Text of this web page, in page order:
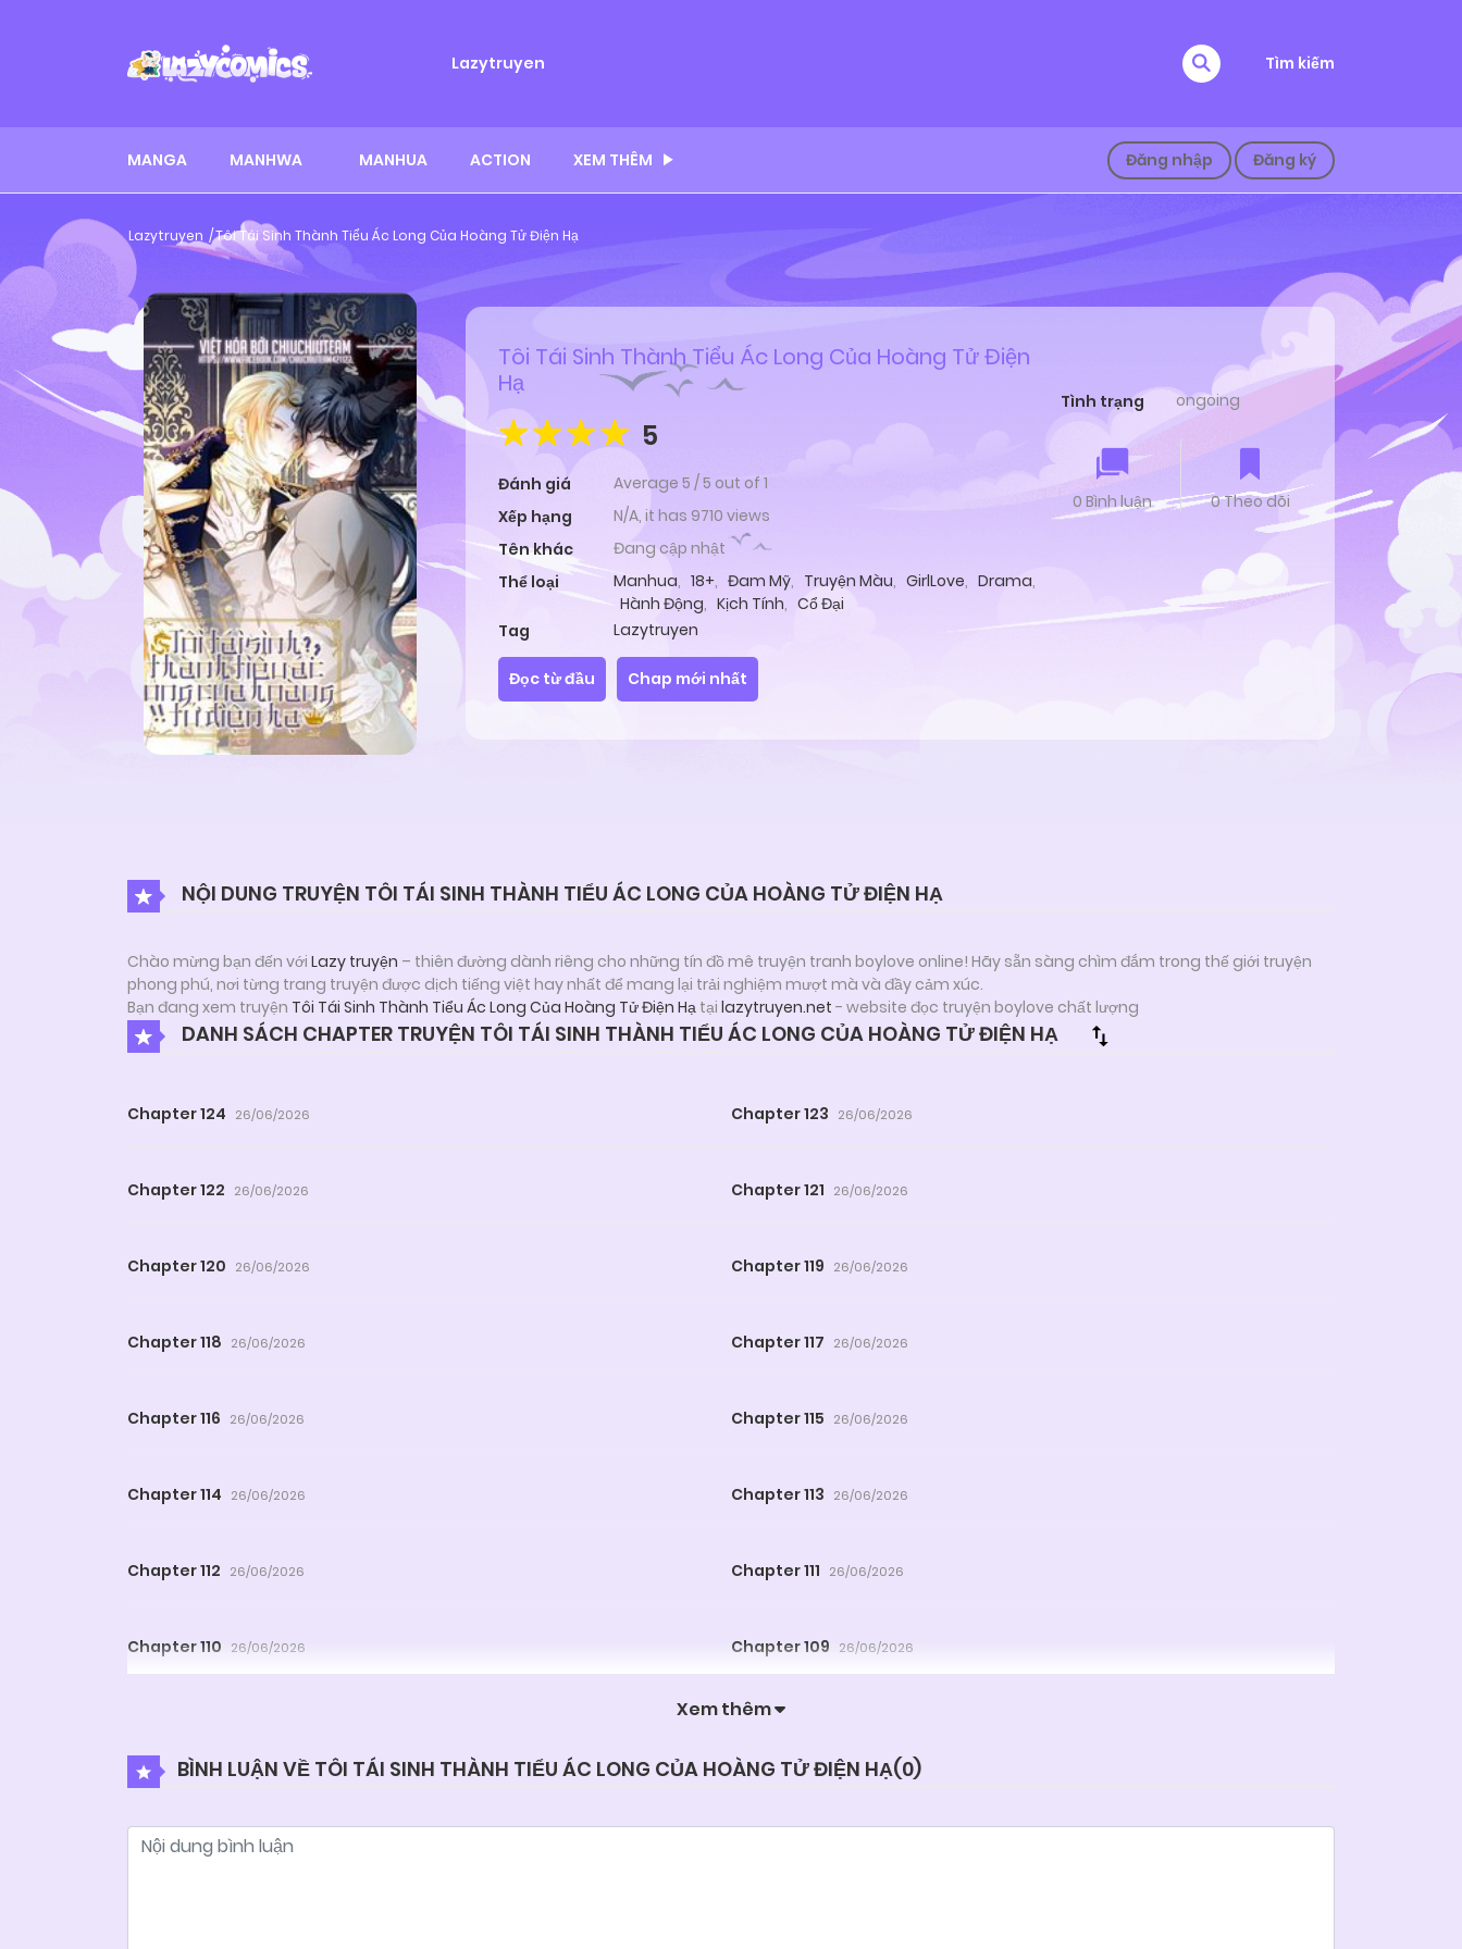
Lazytruyen Tìm kiếm
MANGA MANHWA MANHUA ACTION XEM THÊM Đăng nhập Đăng ký
Lazytruyen Tôi Tái Sinh Thành Tiểu Ác Long Của Hoàng Tử Điện Hạ
Tôi Tái Sinh Thành Tiểu Ác Long Của Hoàng Tử Điện
Hạ
5
Đánh giá Average 5 /5 out of 1
Xếp hạng
N/A, it has 9710 views
Tên khác
Đang cập nhật
Thể loại
Manhua, 18+, Đam Mỹ, Truyện Màu, GirlLove, Drama,
Hành Động, Kịch Tính, Cổ Đại
Tag
Lazytruyen
Tình trạng ongoing
0 Bình luận 0 Theo dõi
Đọc từ đầu Chap mới nhất
NỘI DUNG TRUYỆN TÔI TÁI SINH THÀNH TIỂU ÁC LONG CỦA HOÀNG TỬ ĐIỆN HẠ
Chào mừng bạn đến với Lazy truyện – thiên đường dành riêng cho những tín đồ mê truyện tranh boylove online! Hãy sẵn sàng chìm đắm trong thế giới truyện
phong phú, nơi từng trang truyện được dịch tiếng việt hay nhất để mang lại trải nghiệm mượt mà và đầy cảm xúc.
Bạn đang xem truyện Tôi Tái Sinh Thành Tiểu Ác Long Của Hoàng Tử Điện Hạ tại lazytruyen.net - website đọc truyện boylove chất lượng
DANH SÁCH CHAPTER TRUYỆN TÔI TÁI SINH THÀNH TIỂU ÁC LONG CỦA HOÀNG TỬ ĐIỆN HẠ
Chapter 124 26/06/2026 Chapter 123 26/06/2026
Chapter 122 26/06/2026 Chapter 121 26/06/2026
Chapter 120 26/06/2026 Chapter 119 26/06/2026
Chapter 118 26/06/2026 Chapter 117 26/06/2026
Chapter 116 26/06/2026 Chapter 115 26/06/2026
Chapter 114 26/06/2026 Chapter 113 26/06/2026
Chapter 112 26/06/2026 Chapter 111 26/06/2026
Chapter 110 26/06/2026 Chapter 109 26/06/2026
Xem thêm
BÌNH LUẬN VỀ TÔI TÁI SINH THÀNH TIỂU ÁC LONG CỦA HOÀNG TỬ ĐIỆN HẠ(0)